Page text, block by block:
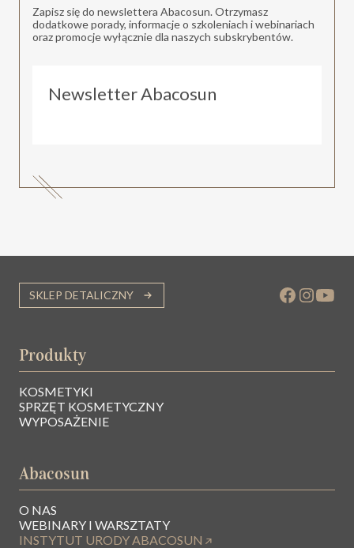
Zapisz się do newslettera Abacosun. Otrzymasz
dodatkowe porady, informacje o szkoleniach i webinariach
oraz promocje wyłącznie dla naszych subskrybentów.
Newsletter Abacosun
SKLEP DETALICZNY
Produkty
KOSMETYKI
SPRZĘT KOSMETYCZNY
WYPOSAŻENIE
Abacosun
O NAS
WEBINARY I WARSZTATY
INSTYTUT URODY ABACOSUN